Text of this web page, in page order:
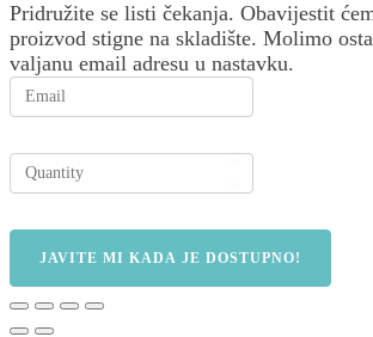
Pridružite se listi čekanja. Obavijestit
proizvod stigne na skladište. Molimo
valjanu email adresu u nastavku.
JAVITE MI KADA JE DOSTUPNO!